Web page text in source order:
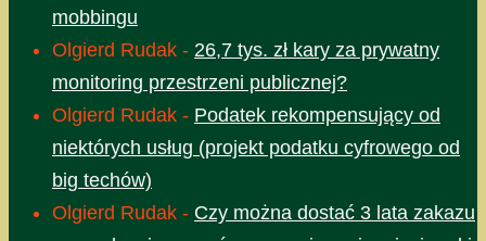
mobbingu
Olgierd Rudak - 26,7 tys. zł kary za prywatny
monitoring przestrzeni publicznej?
Olgierd Rudak - Podatek rekompensujący od
niektórych usług (projekt podatku cyfrowego od
big techów)
Olgierd Rudak - Czy można dostać 3 lata zakazu